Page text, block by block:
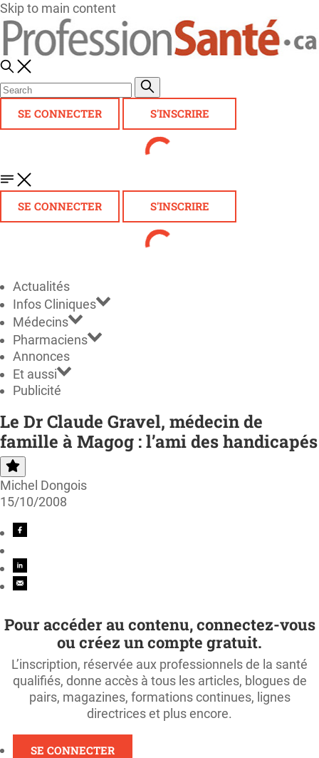
Skip to main content
SE CONNECTER S'INSCRIRE
SE CONNECTER S'INSCRIRE
Actualités
Infos Cliniques
Médecins
Pharmaciens
Annonces
Et aussi
Publicité
Le Dr Claude Gravel, médecin de
famille à Magog : l’ami des handicapés
Michel Dongois
15/10/2008
Pour accéder au contenu, connectez-vous
ou créez un compte gratuit.
L’inscription, réservée aux professionnels de la santé
qualifiés, donne accès à tous les articles, blogues de
pairs, magazines, formations continues, lignes
directrices et plus encore.
SE CONNECTER